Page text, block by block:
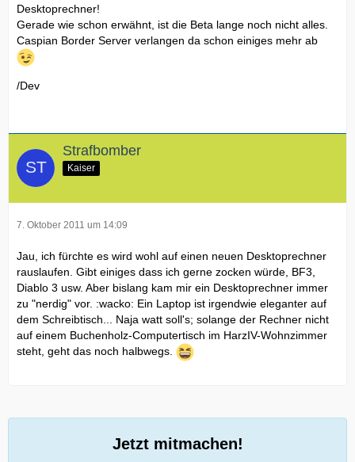
Desktoprechner!
Gerade wie schon erwähnt, ist die Beta lange noch nicht alles.
Caspian Border Server verlangen da schon einiges mehr ab
/Dev
Strafbomber
Kaiser
7. Oktober 2011 um 14:09
Jau, ich fürchte es wird wohl auf einen neuen Desktoprechner
rauslaufen. Gibt einiges dass ich gerne zocken würde, BF3,
Diablo 3 usw. Aber bislang kam mir ein Desktoprechner immer
zu "nerdig" vor. :wacko: Ein Laptop ist irgendwie eleganter auf
dem Schreibtisch... Naja watt soll's; solange der Rechner nicht
auf einem Buchenholz-Computertisch im HarzIV-Wohnzimmer
steht, geht das noch halbwegs.
Jetzt mitmachen!